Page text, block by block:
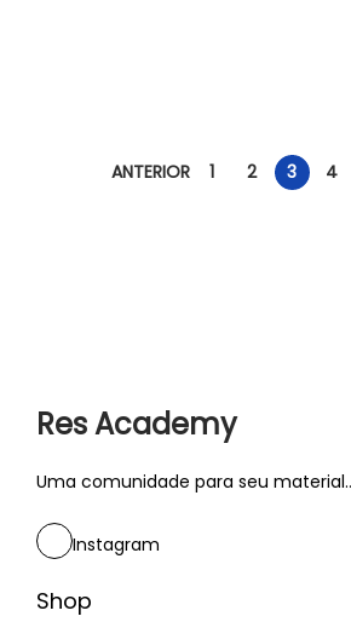
ANTERIOR 1 2 3 4
Res Academy
Uma comunidade para seu
Instagram
Shop